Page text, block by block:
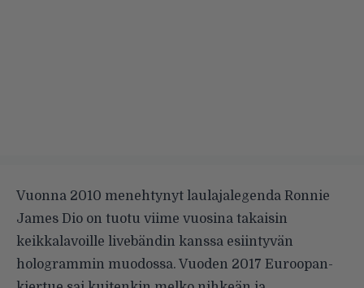
Vuonna 2010 menehtynyt laulajalegenda Ronnie
James Dio on tuotu viime vuosina takaisin
keikkalavoille livebändin kanssa esiintyvän
hologrammin muodossa. Vuoden 2017 Euroopan-